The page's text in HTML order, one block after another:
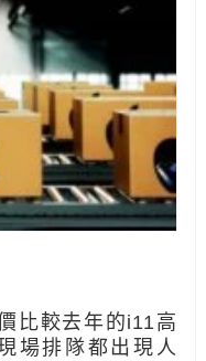
比較去年的i11高
場排隊都出現人